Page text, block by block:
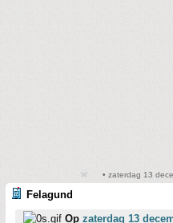
• zaterdag 13
Felagund
Op zaterdag 13